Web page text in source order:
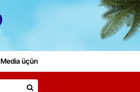
Media üçün